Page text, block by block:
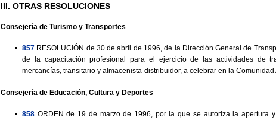
III. OTRAS RESOLUCIONES
Consejería de Turismo y Transportes
857 RESOLUCIÓN de 30 de abril de 1996, de la Dirección General de
de la capacitación profesional para el ejercicio de las actividades de
mercancías, transitario y almacenista-distribuidor, a celebrar en la
Consejería de Educación, Cultura y Deportes
858 ORDEN de 19 de marzo de 1996, por la que se autoriza la apertura